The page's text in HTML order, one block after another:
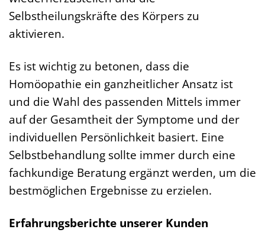
Selbstheilungskräfte des Körpers zu
aktivieren.
Es ist wichtig zu betonen, dass die
Homöopathie ein ganzheitlicher Ansatz ist
und die Wahl des passenden Mittels immer
auf der Gesamtheit der Symptome und der
individuellen Persönlichkeit basiert. Eine
Selbstbehandlung sollte immer durch eine
fachkundige Beratung ergänzt werden, um die
bestmöglichen Ergebnisse zu erzielen.
Erfahrungsberichte unserer Kunden